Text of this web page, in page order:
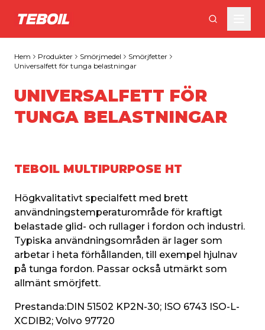
Gå till huvudinnehållet
Hem Produkter Smörjmedel
Smörjfetter
Universalfett för tunga belastningar
UNIVERSALFETT FÖR
TUNGA BELASTNINGAR
TEBOIL MULTIPURPOSE HT
Högkvalitativt specialfett med brett
användningstemperaturområde för kraftigt
belastade glid- och rullager i fordon och industri.
Typiska användningsområden är lager som
arbetar i heta förhållanden, till exempel hjulnav
på tunga fordon. Passar också utmärkt som
allmänt smörjfett.
Prestanda:DIN 51502 KP2N-30; ISO 6743 ISO-L-
XCDIB2; Volvo 97720